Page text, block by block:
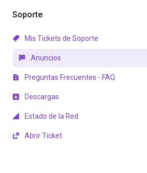
Soporte
Mis Tickets de Soporte
Anuncios
Preguntas Frecuentes - FAQ
Descargas
Estado de la Red
Abrir Ticket